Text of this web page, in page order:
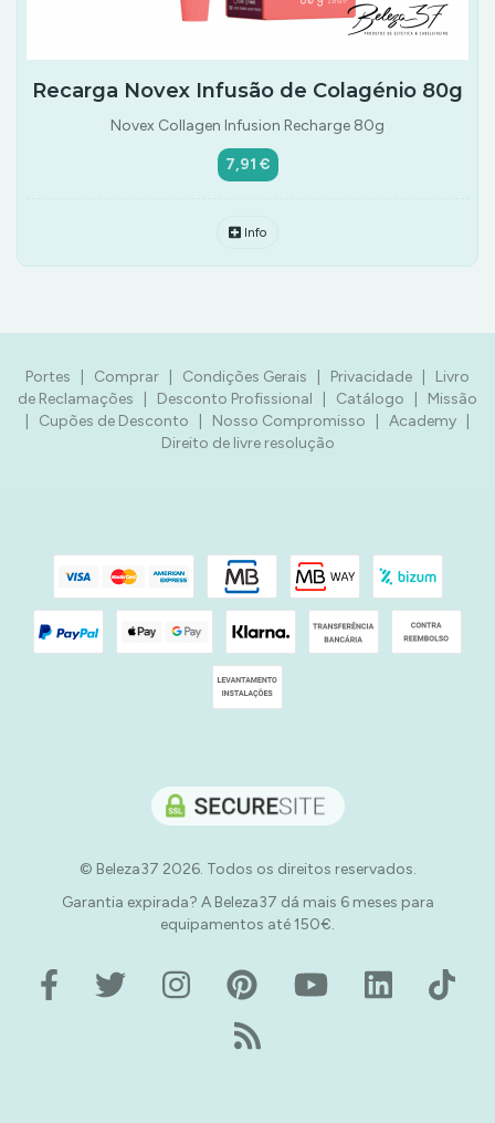
Recarga Novex Infusão de Colagénio 80g
Novex Collagen Infusion Recharge 80g
7,91 €
Info
Portes Comprar Condições Gerais Privacidade
Livro
de Reclamações
Desconto Profissional Catálogo
Missão
Cupões de Desconto Nosso Compromisso Academy
Direito de livre resolução
© Beleza37 2026. Todos os direitos reservados.
Garantia expirada? A Beleza37 dá mais 6 meses para
equipamentos até 150€.